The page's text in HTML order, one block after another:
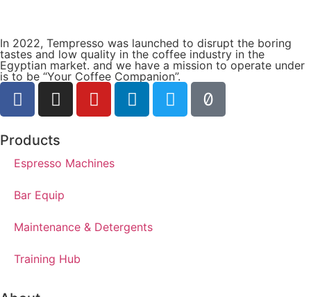
In 2022, Tempresso was launched to disrupt the boring
tastes and low quality in the coffee industry in the
Egyptian market. and we have a mission to operate under
is to be “Your Coffee Companion”.
Products
Espresso Machines​
Bar Equip
Maintenance & Detergents
Training Hub